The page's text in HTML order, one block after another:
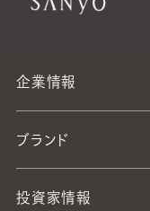
企業情報
ブランド
投資家情報